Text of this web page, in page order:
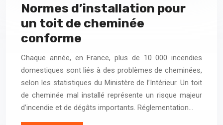
Normes d’installation pour
un toit de cheminée
conforme
Chaque année, en France, plus de 10 000 incendies
domestiques sont liés à des problèmes de cheminées,
selon les statistiques du Ministère de l’Intérieur. Un toit
de cheminée mal installé représente un risque majeur
d’incendie et de dégâts importants. Réglementation…